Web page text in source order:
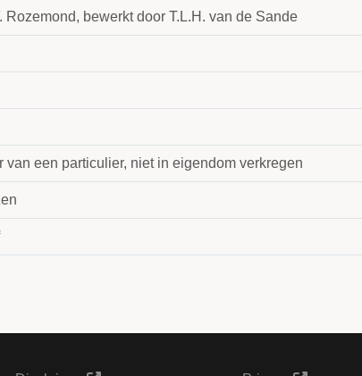
Rozemond, bewerkt door T.L.H. van de Sande
van een particulier, niet in eigendom verkregen